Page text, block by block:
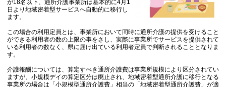
が18名以下、通所介護事業所は基本的に4月1
日より地域密着型サービスへ自動的に移行し
ます。
この場合の利用定員とは、事業所において同時に通所介護の提供を受けること
ができる利用者の数の上限の事をさし、実際に事業所でサービスを提供されて
いる利用者の数なく、県に届け出ている利用者定員で判断されることとなりま
す。
介護報酬については、算定すべき通所介護費は事業所規模により区分されてい
ますが、小規模デイの算定区分は廃止され、地域密着型通所介護に移行となる
事業所の場合は「小規模型通所介護費」相当の「地域密着型通所介護費」が適